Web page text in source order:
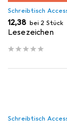
Schreibtisch
EUR
12,38 bei 2 Stück
Lesezeichen
Schreibtisch